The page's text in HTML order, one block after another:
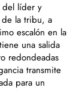
del líder y
la tribu, a
escalón en la
una salida
redondeadas
transmite
para un